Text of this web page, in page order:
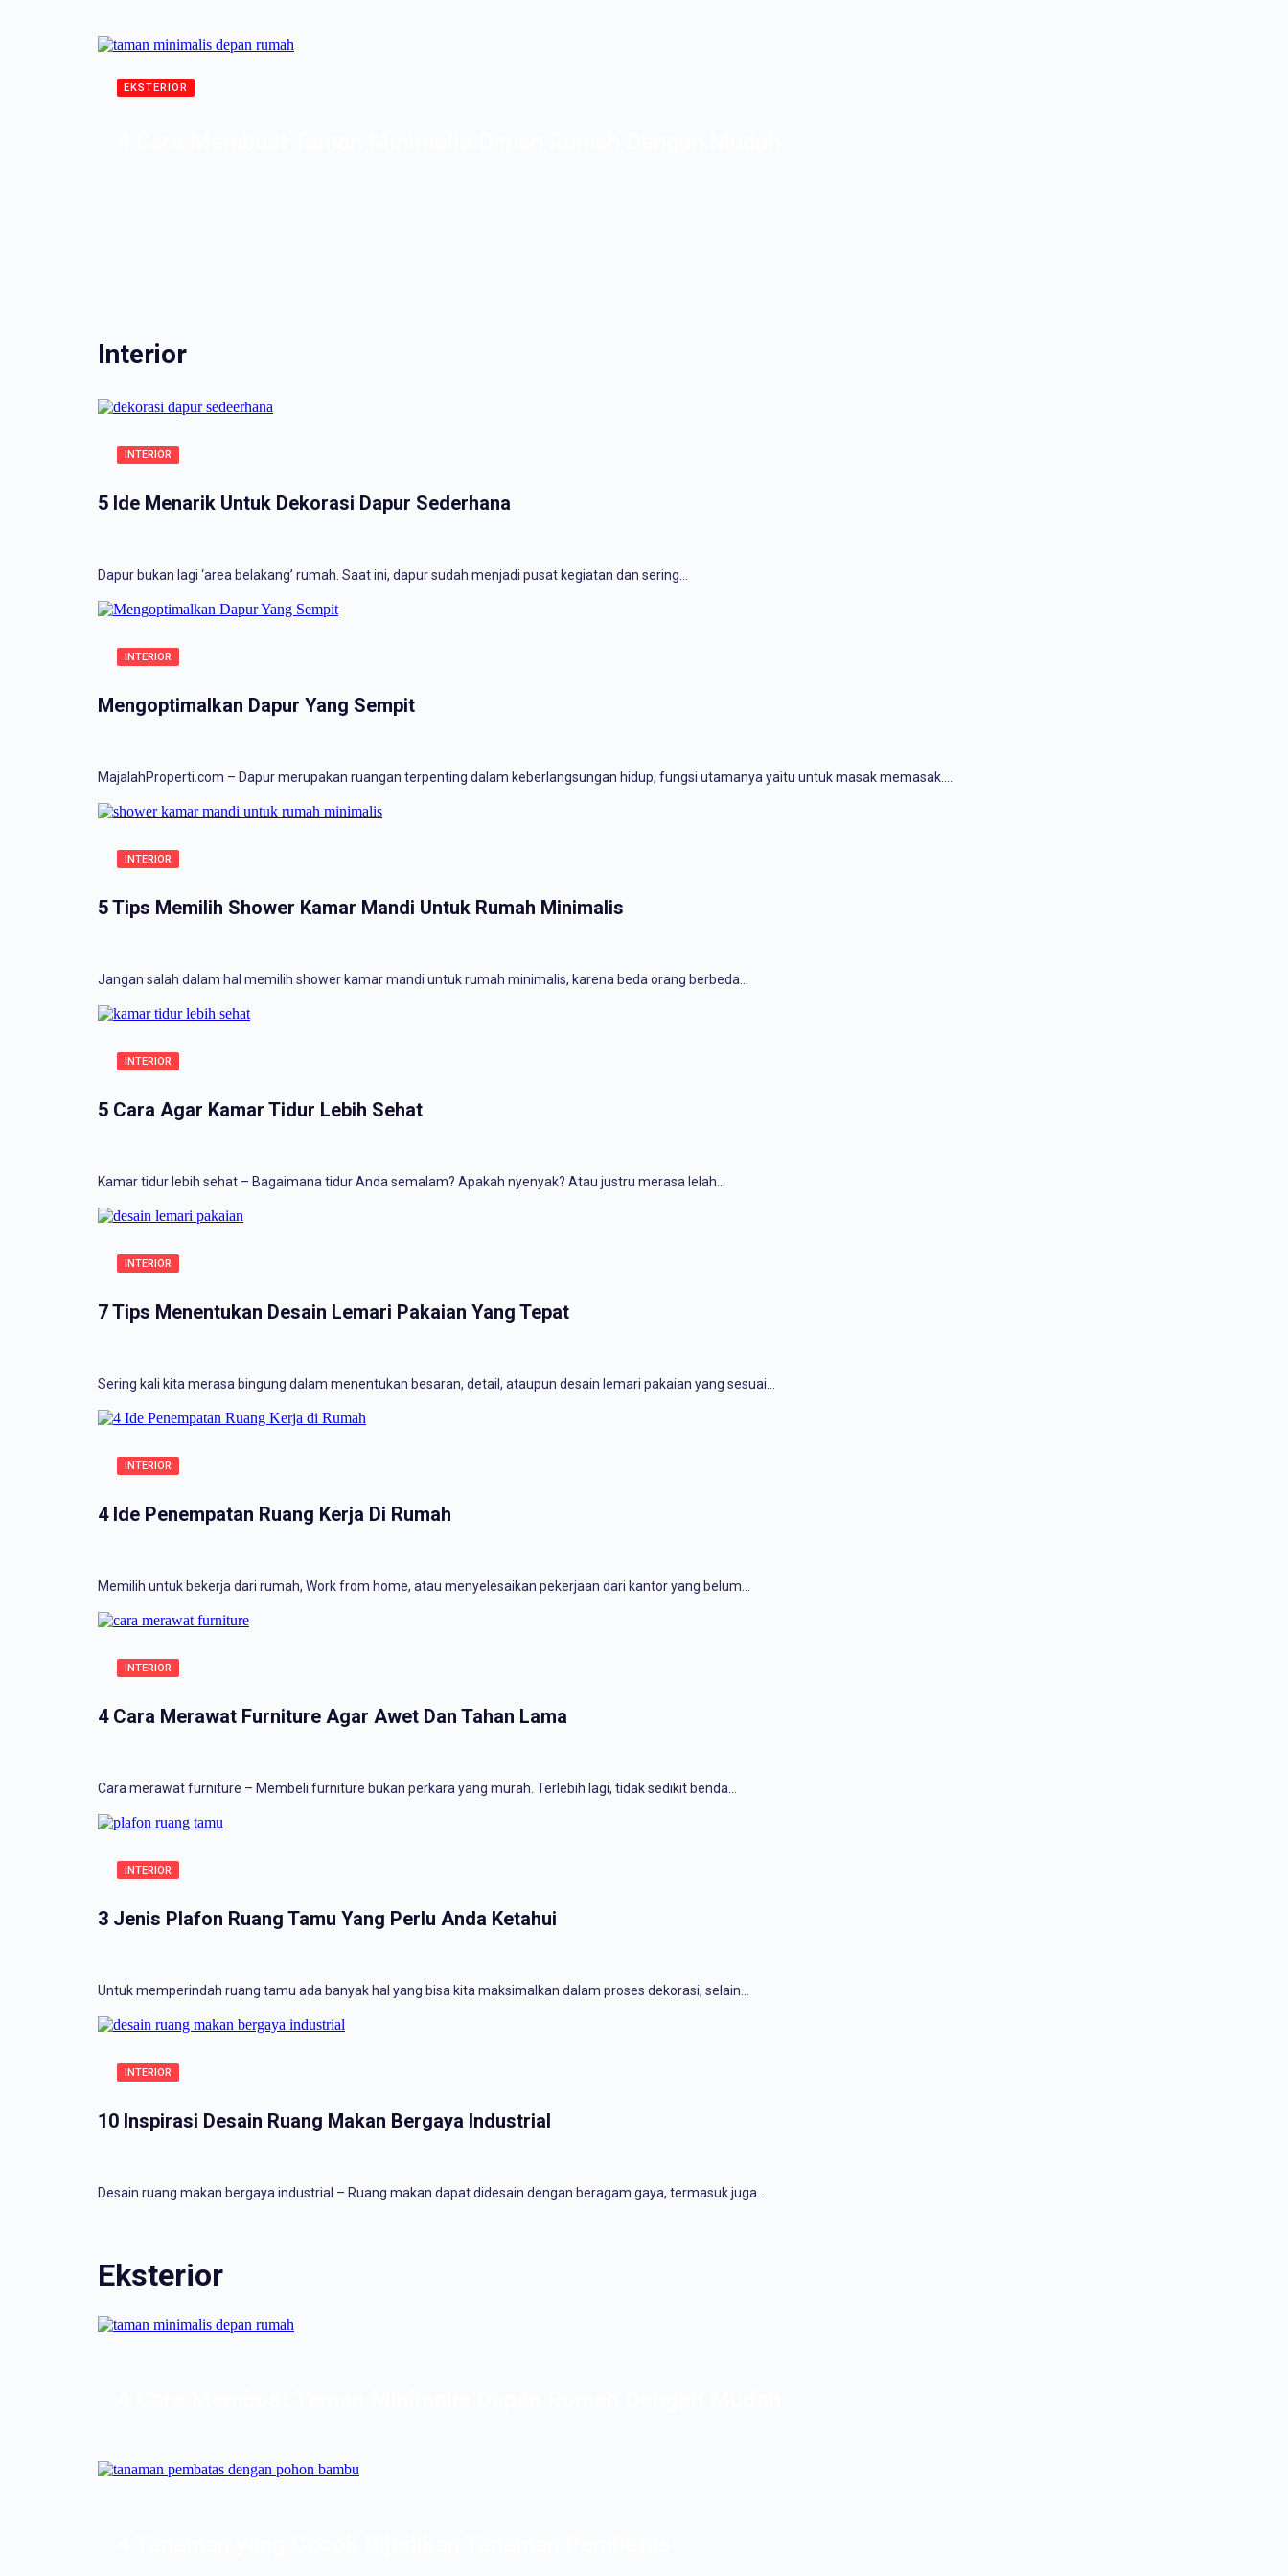
EKSTERIOR
Interior
INTERIOR
5 Ide Menarik Untuk Dekorasi Dapur Sederhana
Dapur bukan lagi ‘area belakang’ rumah. Saat ini, dapur sudah menjadi pusat kegiatan dan sering…
INTERIOR
Mengoptimalkan Dapur Yang Sempit
MajalahProperti.com – Dapur merupakan ruangan terpenting dalam keberlangsungan hidup, fungsi utamanya yaitu untuk masak memasak.…
INTERIOR
5 Tips Memilih Shower Kamar Mandi Untuk Rumah Minimalis
Jangan salah dalam hal memilih shower kamar mandi untuk rumah minimalis, karena beda orang berbeda…
INTERIOR
5 Cara Agar Kamar Tidur Lebih Sehat
Kamar tidur lebih sehat – Bagaimana tidur Anda semalam? Apakah nyenyak? Atau justru merasa lelah…
INTERIOR
7 Tips Menentukan Desain Lemari Pakaian Yang Tepat
Sering kali kita merasa bingung dalam menentukan besaran, detail, ataupun desain lemari pakaian yang sesuai…
INTERIOR
4 Ide Penempatan Ruang Kerja Di Rumah
Memilih untuk bekerja dari rumah, Work from home, atau menyelesaikan pekerjaan dari kantor yang belum…
INTERIOR
4 Cara Merawat Furniture Agar Awet Dan Tahan Lama
Cara merawat furniture – Membeli furniture bukan perkara yang murah. Terlebih lagi, tidak sedikit benda…
INTERIOR
3 Jenis Plafon Ruang Tamu Yang Perlu Anda Ketahui
Untuk memperindah ruang tamu ada banyak hal yang bisa kita maksimalkan dalam proses dekorasi, selain…
INTERIOR
10 Inspirasi Desain Ruang Makan Bergaya Industrial
Desain ruang makan bergaya industrial – Ruang makan dapat didesain dengan beragam gaya, termasuk juga…
Eksterior